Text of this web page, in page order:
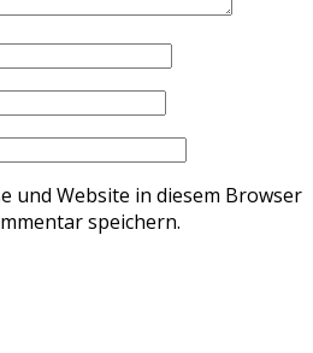
und Website in diesem Browser
speichern.